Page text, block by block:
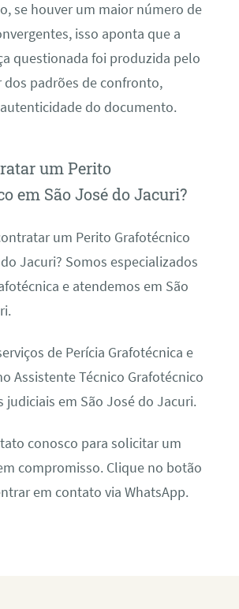
se houver um maior número de
isso aponta que a
questionada foi produzida pelo
dos padrões de confronto,
do documento.
um Perito
em São José do Jacuri?
um Perito Grafotécnico
Jacuri? Somos especializados
e atendemos em São
de Perícia Grafotécnica e
Assistente Técnico Grafotécnico
judiciais em São José do Jacuri.
conosco para solicitar um
compromisso. Clique no botão
em contato via WhatsApp.